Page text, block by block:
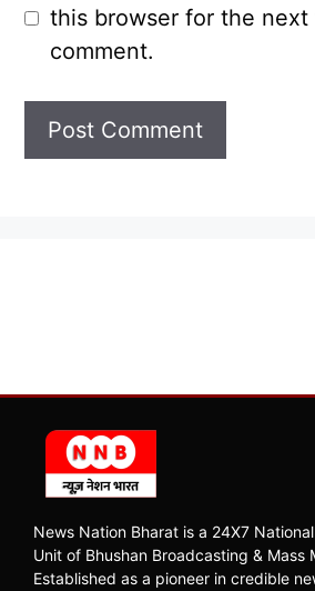
this browser for the next
comment.
News Nation Bharat is a 24X7
Unit of Bhushan Broadcasting & Mass
Established as a pioneer in credible